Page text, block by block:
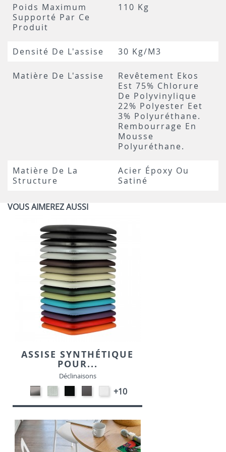
Poids Maximum
Supporté Par Ce
Produit
110 Kg
Densité De L'assise 30 Kg/m3
Matière De L'assise
Revêtement Ekos
Est 75% Chlorure
De Polyvinylique
22% Polyester Eet
3% Polyuréthane.
Rembourrage En
Mousse
Polyuréthane.
Matière De La
Structure
Acier Époxy Ou
Satiné
VOUS AIMEREZ AUSSI
ASSISE SYNTHÉTIQUE
POUR...
Déclinaisons
CARBON
LOOK-
SIMILI
ALU-
SIMILI
NOIR-
SIMILI
GRIS-
SIMILI
EKOS
BLANC-
SIMILI
+10